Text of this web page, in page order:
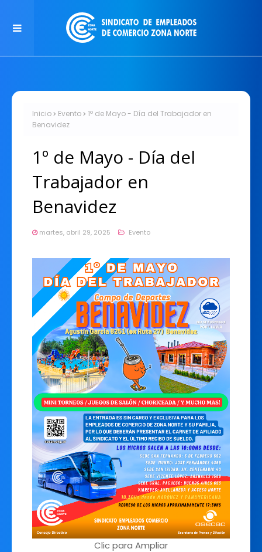
Inicio Evento
1º de Mayo - Día del Trabajador en
Benavidez
1º de Mayo - Día del
Trabajador en
Benavidez
martes, abril 29, 2025 Evento
Clic para Ampliar